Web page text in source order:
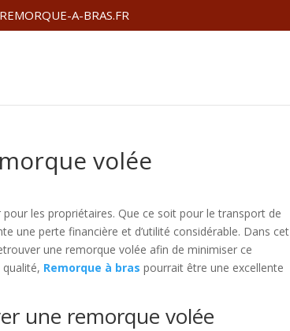
A-BRAS.FR
volée
les propriétaires. Que ce soit pour le transport de
une perte financière et d’utilité considérable. Dans cet
une remorque volée afin de minimiser ce
qualité, Remorque à bras pourrait être une excellente
une remorque volée